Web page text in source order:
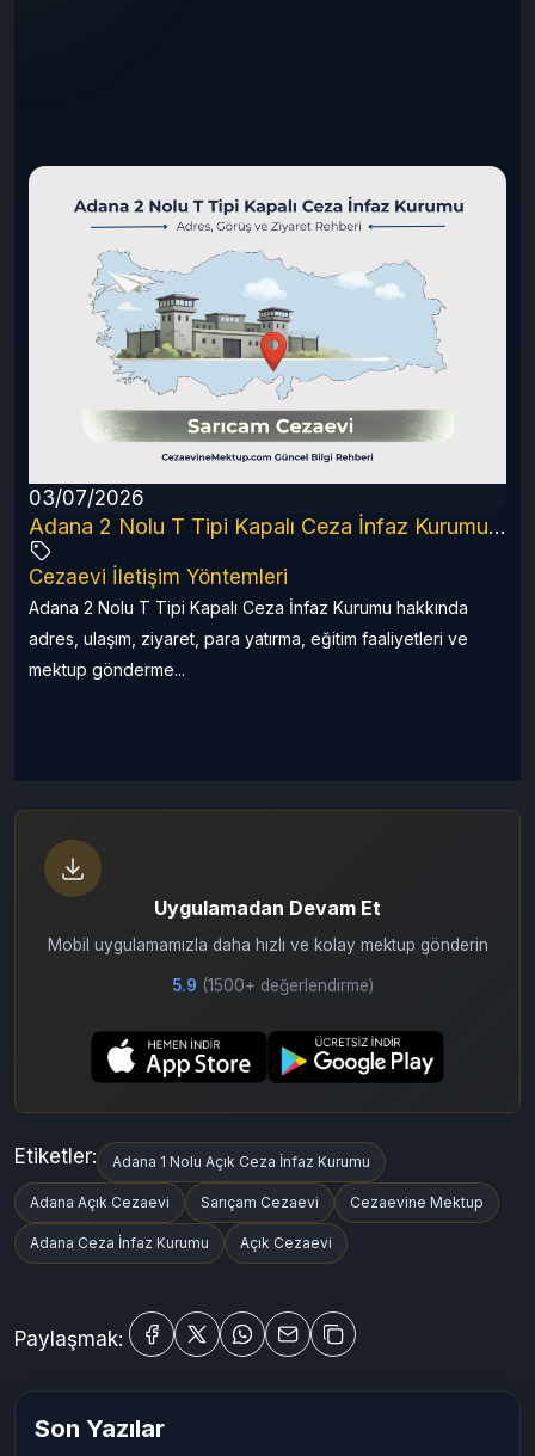
03/07/2026
Adana 2 Nolu T Tipi Kapalı Ceza İnfaz Kurumu (2026 Güncel Rehber)
Cezaevi İletişim Yöntemleri
Adana 2 Nolu T Tipi Kapalı Ceza İnfaz Kurumu hakkında
adres, ulaşım, ziyaret, para yatırma, eğitim faaliyetleri ve
mektup gönderme...
Uygulamadan Devam Et
Mobil uygulamamızla daha hızlı ve kolay mektup gönderin
5.9 (1500+ değerlendirme)
Etiketler: Adana 1 Nolu Açık Ceza İnfaz Kurumu
Adana Açık Cezaevi Sarıçam Cezaevi Cezaevine Mektup
Adana Ceza İnfaz Kurumu Açık Cezaevi
Paylaşmak:
Son Yazılar